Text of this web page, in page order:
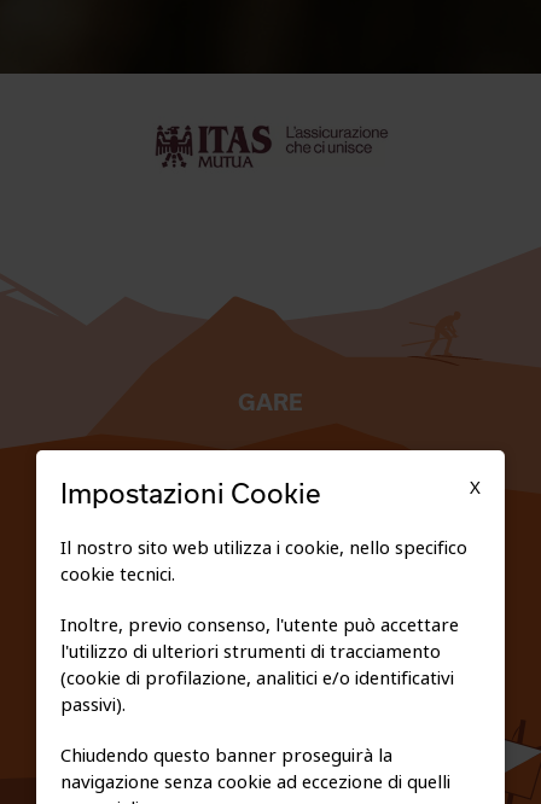
GARE
PRIVACY E COOKIE POLICY
X
Impostazioni Cookie
Il nostro sito web utilizza i cookie, nello specifico
cookie tecnici.
Inoltre, previo consenso, l'utente può accettare
l'utilizzo di ulteriori strumenti di tracciamento
(cookie di profilazione, analitici e/o identificativi
passivi).
Chiudendo questo banner proseguirà la
navigazione senza cookie ad eccezione di quelli